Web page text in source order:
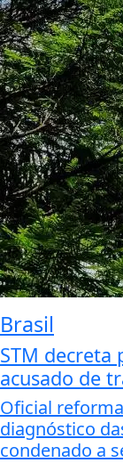
Brasil
STM
acusado de
Oficial
diagnóstico
condenado a